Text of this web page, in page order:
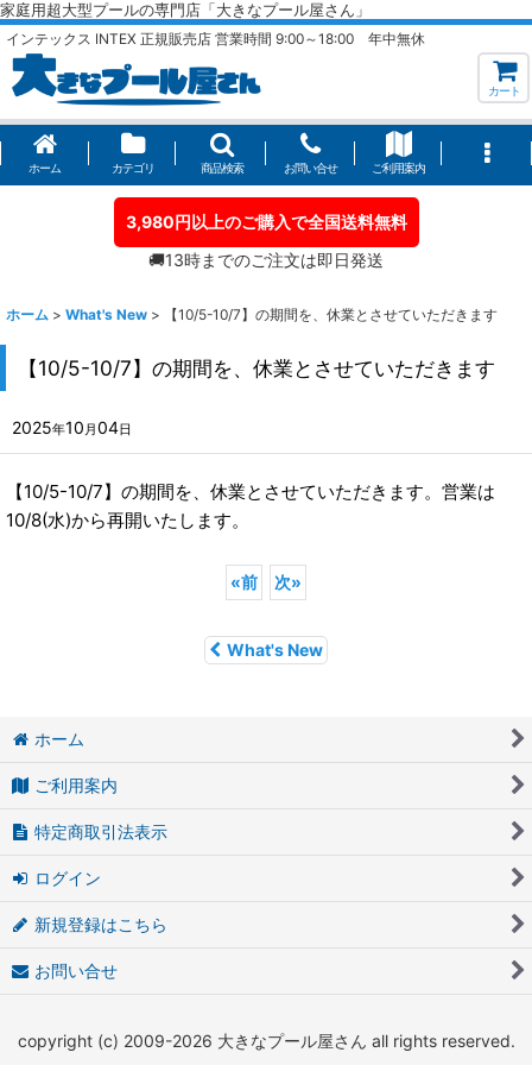
家庭用超大型プールの専門店「大きなプール屋さん」
インテックス INTEX 正規販売店 営業時間 9:00～18:00 年中無休
カート
ホーム カテゴリ 商品検索 お問い合せ ご利用案内
3,980円以上のご購入で全国送料無料
🚚13時までのご注文は即日発送
ホーム > What's New > 【10/5-10/7】の期間を、休業とさせていただきます
【10/5-10/7】の期間を、休業とさせていただきます
2025年10 月 04日
【10/5-10/7】の期間を、休業とさせていただきます。営業は
10/8(水)から再開いたします。
«前 次»
What's New
ホーム
ご利用案内
特定商取引法表示
ログイン
新規登録はこちら
お問い合せ
copyright (c) 2009-2026 大きなプール屋さん all rights reserved.